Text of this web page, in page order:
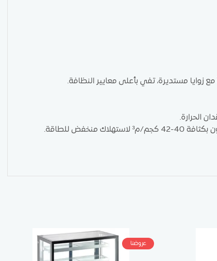
زوايا مستديرة، تفي بأعلى معايير النظافة.
الحرارة.
للطاقة.
عروضنا